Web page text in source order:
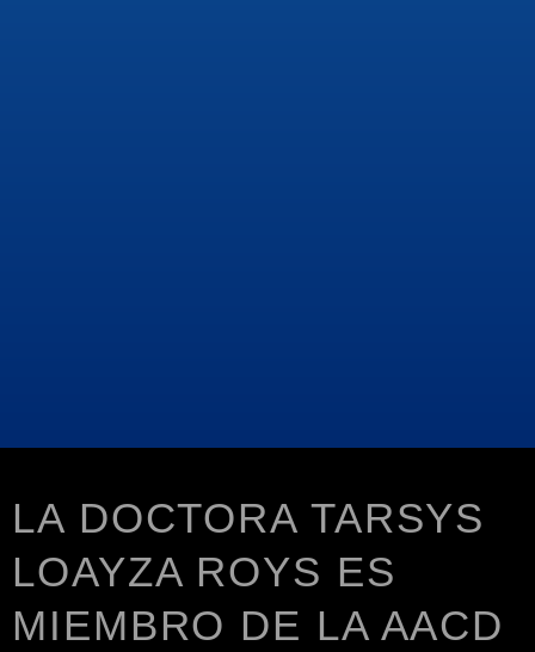
LA DOCTORA TARSYS
LOAYZA ROYS ES
MIEMBRO DE LA AACD